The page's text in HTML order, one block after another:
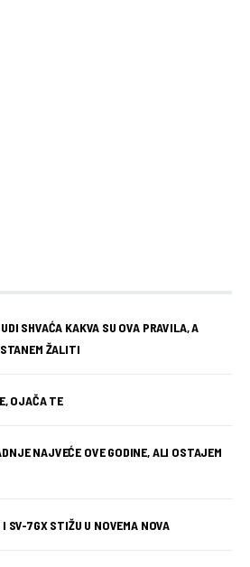
SHVAĆA KAKVA SU OVA PRAVILA, A
ŽALITI
OJAČA TE
NAJVEĆE OVE GODINE, ALI OSTAJEM
SV-7GX STIŽU U NOVEMA NOVA